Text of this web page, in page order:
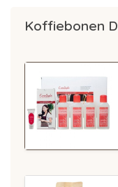
Koffiebonen